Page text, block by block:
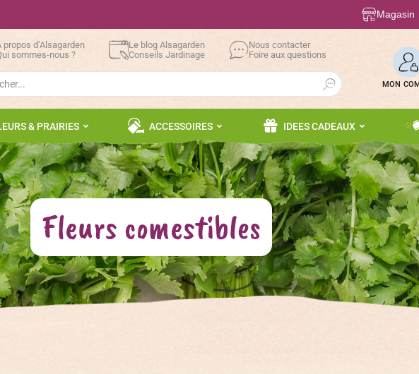
Magasin
propos d’Alsagarden
sommes-nous ?
Le blog Alsagarden
Conseils Jardinage
Nous contacter
Foire aux questions
Search Button
MON
& PRAIRIES ACCESSOIRES IDEES CADEAUX
Fleurs comestibles